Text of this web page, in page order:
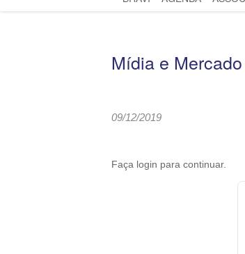
Mídia e
09/12/2019
Faça login para continuar.